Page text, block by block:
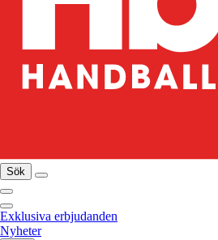
Sök
Exklusiva erbjudanden
Nyheter